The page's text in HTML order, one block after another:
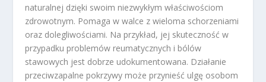
naturalnej dzięki swoim niezwykłym właściwościom
zdrowotnym. Pomaga w walce z wieloma schorzeniami
oraz dolegliwościami. Na przykład, jej skuteczność w
przypadku problemów reumatycznych i bólów
stawowych jest dobrze udokumentowana. Działanie
przeciwzapalne pokrzywy może przynieść ulgę osobom